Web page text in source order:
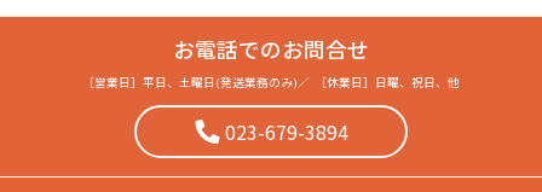
お電話でのお問合せ
［営業日］ 平日、土曜日(発送業務のみ) ／ ［休業日］ 日曜、祝日、他
023-679-3894